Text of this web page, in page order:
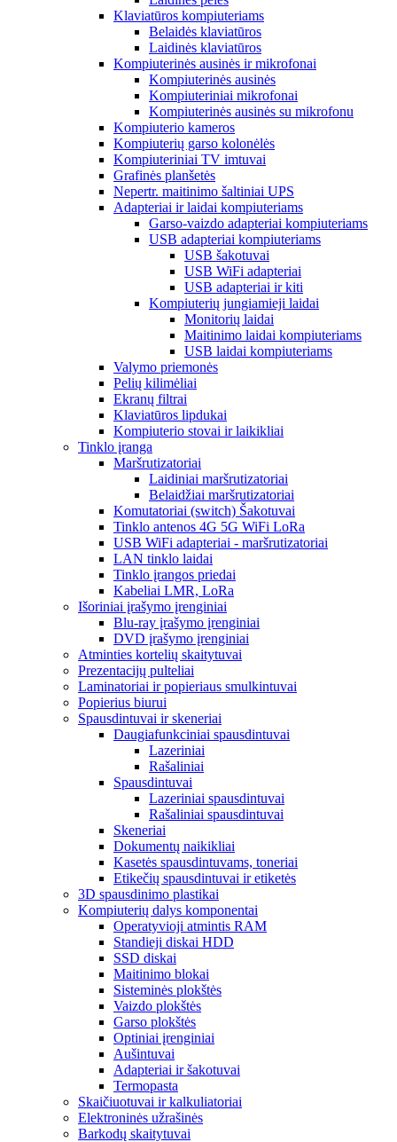
Klaviatūros kompiuteriams
Belaidės klaviatūros
Laidinės klaviatūros
Kompiuterinės ausinės ir mikrofonai
Kompiuterinės ausinės
Kompiuteriniai mikrofonai
Kompiuterinės ausinės su mikrofonu
Kompiuterio kameros
Kompiuterių garso kolonėlės
Kompiuteriniai TV imtuvai
Grafinės planšetės
Nepertr. maitinimo šaltiniai UPS
Adapteriai ir laidai kompiuteriams
Garso-vaizdo adapteriai kompiuteriams
USB adapteriai kompiuteriams
USB šakotuvai
USB WiFi adapteriai
USB adapteriai ir kiti
Kompiuterių jungiamieji laidai
Monitorių laidai
Maitinimo laidai kompiuteriams
USB laidai kompiuteriams
Valymo priemonės
Pelių kilimėliai
Ekranų filtrai
Klaviatūros lipdukai
Kompiuterio stovai ir laikikliai
Tinklo įranga
Maršrutizatoriai
Laidiniai maršrutizatoriai
Belaidžiai maršrutizatoriai
Komutatoriai (switch) Šakotuvai
Tinklo antenos 4G 5G WiFi LoRa
USB WiFi adapteriai - maršrutizatoriai
LAN tinklo laidai
Tinklo įrangos priedai
Kabeliai LMR, LoRa
Išoriniai įrašymo įrenginiai
Blu-ray įrašymo įrenginiai
DVD įrašymo įrenginiai
Atminties kortelių skaitytuvai
Prezentacijų pulteliai
Laminatoriai ir popieriaus smulkintuvai
Popierius biurui
Spausdintuvai ir skeneriai
Daugiafunkciniai spausdintuvai
Lazeriniai
Rašaliniai
Spausdintuvai
Lazeriniai spausdintuvai
Rašaliniai spausdintuvai
Skeneriai
Dokumentų naikikliai
Kasetės spausdintuvams, toneriai
Etikečių spausdintuvai ir etiketės
3D spausdinimo plastikai
Kompiuterių dalys komponentai
Operatyvioji atmintis RAM
Standieji diskai HDD
SSD diskai
Maitinimo blokai
Sisteminės plokštės
Vaizdo plokštės
Garso plokštės
Optiniai įrenginiai
Aušintuvai
Adapteriai ir šakotuvai
Termopasta
Skaičiuotuvai ir kalkuliatoriai
Elektroninės užrašinės
Barkodų skaitytuvai